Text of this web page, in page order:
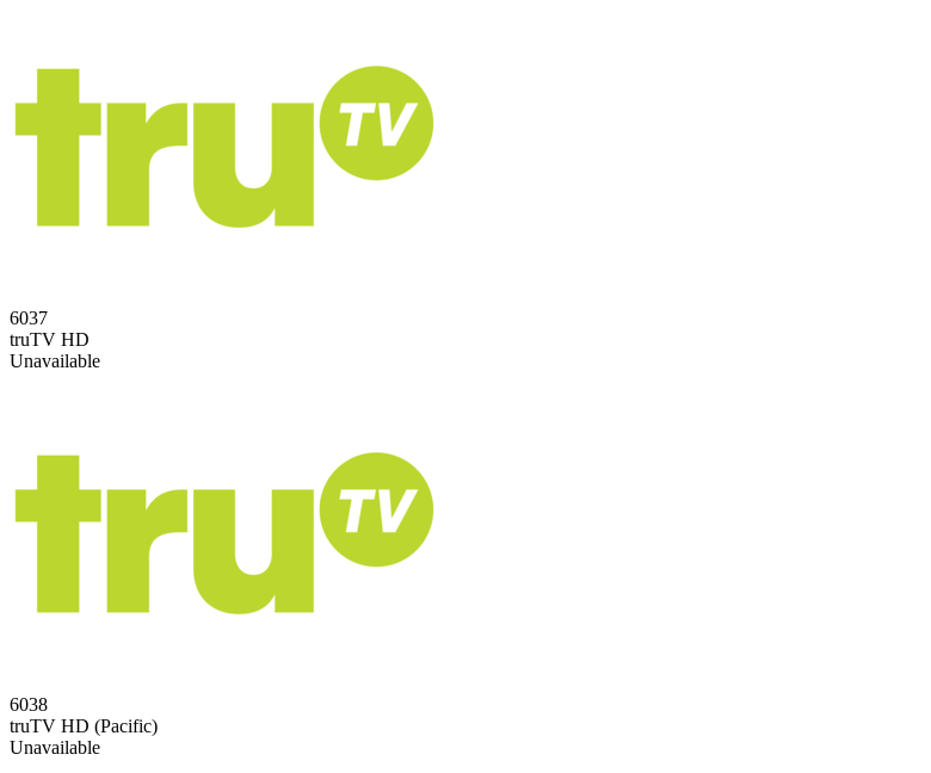
6037
truTV HD
Unavailable
6038
truTV HD (Pacific)
Unavailable